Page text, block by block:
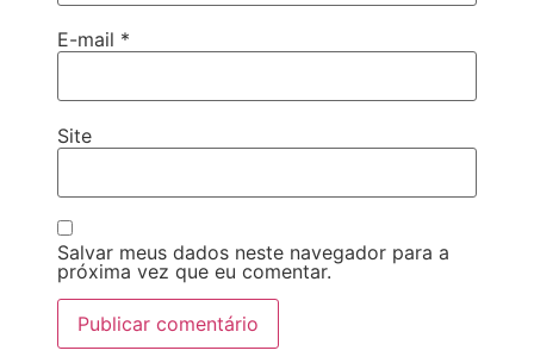
E-mail *
Site
Salvar meus dados neste navegador para a
próxima vez que eu comentar.